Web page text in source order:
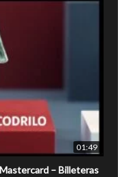
01:49
– Billeteras